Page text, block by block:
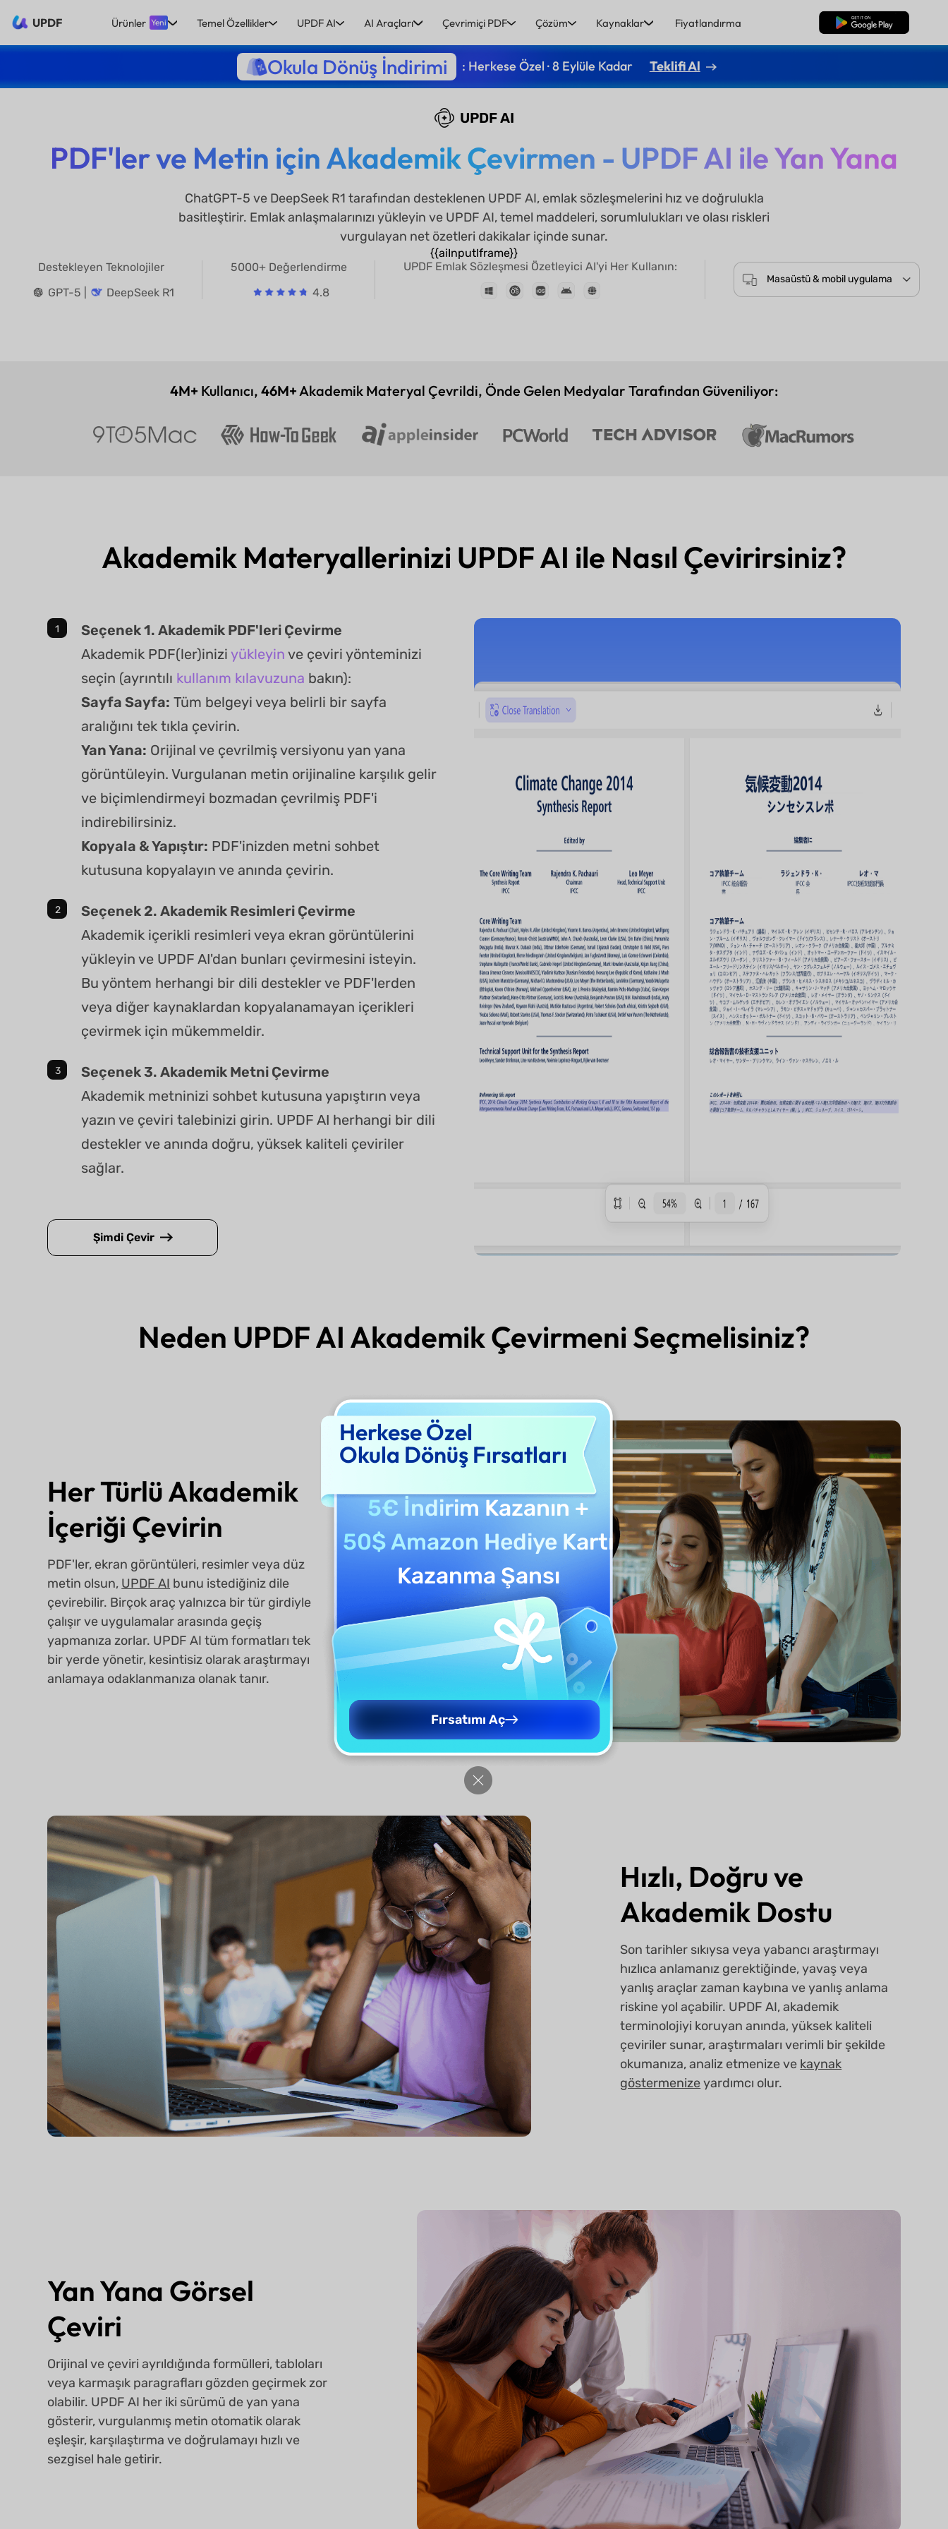
UPDF Ürünler Yeni Temel Özellikler UPDF AI AI Araçları Çevrimiçi PDF Çözüm Kaynaklar Fiyatlandırma Ücretsiz İndirme
Okula Dönüş İndirimi : Herkese Özel · 8 Eylüle Kadar Teklifi Al
UPDF AI
PDF'ler ve Metin için Akademik Çevirmen - UPDF AI ile Yan Yana
ChatGPT-5 ve DeepSeek R1 tarafından desteklenen UPDF AI, emlak sözleşmelerini hız ve doğrulukla
basitleştirir. Emlak anlaşmalarınızı yükleyin ve UPDF AI, temel maddeleri, sorumlulukları ve olası riskleri
vurgulayan net özetleri dakikalar içinde sunar.
{{aiInputIframe}}
Destekleyen Teknolojiler
GPT-5 |
DeepSeek R1
5000+ Değerlendirme
4.8
UPDF Emlak Sözleşmesi Özetleyici AI'yi Her Kullanın:
Masaüstü & mobil uygulama
4M+ Kullanıcı, 46M+Akademik Materyal Çevrildi, Önde Gelen Medyalar Tarafından Güveniliyor:
Akademik Materyallerinizi UPDF AI ile Nasıl Çevirirsiniz?
Seçenek 1. Akademik PDF'leri Çevirme
Akademik PDF(ler)inizi yükleyin ve çeviri yönteminizi
seçin (ayrıntılı kullanım kılavuzuna bakın):
Sayfa Sayfa: Tüm belgeyi veya belirli bir sayfa
aralığını tek tıkla çevirin.
Yan Yana: Orijinal ve çevrilmiş versiyonu yan yana
görüntüleyin. Vurgulanan metin orijinaline karşılık gelir
ve biçimlendirmeyi bozmadan çevrilmiş PDF'i
indirebilirsiniz.
Kopyala & Yapıştır: PDF'inizden metni sohbet
kutusuna kopyalayın ve anında çevirin.
Seçenek 2. Akademik Resimleri Çevirme
Akademik içerikli resimleri veya ekran görüntülerini
yükleyin ve UPDF AI'dan bunları çevirmesini isteyin.
Bu yöntem herhangi bir dili destekler ve PDF'lerden
veya diğer kaynaklardan kopyalanamayan içerikleri
çevirmek için mükemmeldir.
Seçenek 3. Akademik Metni Çevirme
Akademik metninizi sohbet kutusuna yapıştırın veya
yazın ve çeviri talebinizi girin. UPDF AI herhangi bir dili
destekler ve anında doğru, yüksek kaliteli çeviriler
sağlar.
Şimdi Çevir
Neden UPDF AI Akademik Çevirmeni Seçmelisiniz?
Her Türlü Akademik
İçeriği Çevirin
PDF'ler, ekran görüntüleri, resimler veya düz
metin olsun, UPDF AI bunu istediğiniz dile
çevirebilir. Birçok araç yalnızca bir tür girdiyle
çalışır ve uygulamalar arasında geçiş
yapmanıza zorlar. UPDF AI tüm formatları tek
bir yerde yönetir, kesintisiz olarak araştırmayı
anlamaya odaklanmanıza olanak tanır.
Hızlı, Doğru ve
Akademik Dostu
Son tarihler sıkıysa veya yabancı araştırmayı
hızlıca anlamanız gerektiğinde, yavaş veya
yanlış araçlar zaman kaybına ve yanlış anlama
riskine yol açabilir. UPDF AI, akademik
terminolojiyi koruyan anında, yüksek kaliteli
çeviriler sunar, araştırmaları verimli bir şekilde
okumanıza, analiz etmenize ve kaynak
göstermenizeyardımcı olur.
Yan Yana Görsel
Çeviri
Orijinal ve çeviri ayrıldığında formülleri, tabloları
veya karmaşık paragrafları gözden geçirmek zor
olabilir. UPDF AI her iki sürümü de yan yana
gösterir, vurgulanmış metin otomatik olarak
eşleşir, karşılaştırma ve doğrulamayı hızlı ve
sezgisel hale getirir.
Herkese Özel
Okula Dönüş Fırsatları
5€ İndirim Kazanın +
50$ Amazon Hediye Kartı
Kazanma Şansı
Fırsatımı Aç